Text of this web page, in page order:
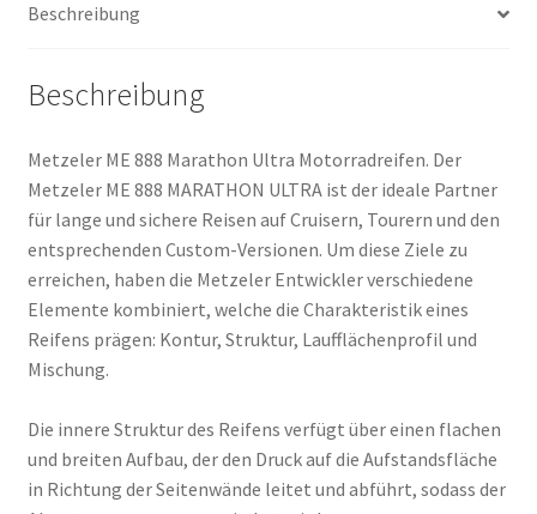
(Hinterreifen)
Beschreibung
Beschreibung
Metzeler ME 888 Marathon Ultra Motorradreifen. Der
Metzeler ME 888 MARATHON ULTRA ist der ideale Partner
für lange und sichere Reisen auf Cruisern, Tourern und den
entsprechenden Custom-Versionen. Um diese Ziele zu
erreichen, haben die Metzeler Entwickler verschiedene
Elemente kombiniert, welche die Charakteristik eines
Reifens prägen: Kontur, Struktur, Laufflächenprofil und
Mischung.
Die innere Struktur des Reifens verfügt über einen flachen
und breiten Aufbau, der den Druck auf die Aufstandsfläche
in Richtung der Seitenwände leitet und abführt, sodass der